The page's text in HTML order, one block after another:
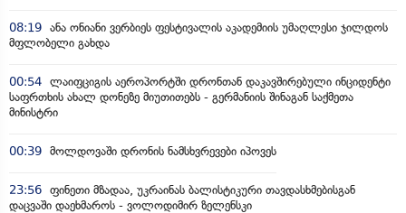
08:19 ანა ონიანი ვერბიეს ფესტივალის აკადემიის უმაღლესი ჯილდოს
მფლობელი გახდა
00:54 ლაიფციგის აეროპორტში დრონთან დაკავშირებული ინციდენტი
საფრთხის ახალ დონეზე მიუთითებს - გერმანიის შინაგან საქმეთა
მინისტრი
00:39 მოლდოვაში დრონის ნამსხვრევები იპოვეს
23:56 ფინეთი მზადაა, უკრაინას ბალისტიკური თავდასხმებისგან
დაცვაში დაეხმაროს - ვოლოდიმირ ზელენსკი